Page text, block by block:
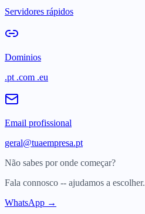
Servidores rápidos
Dominios
.pt .com .eu
Email profissional
geral@tuaempresa.pt
Não sabes por onde começar?
Fala connosco -- ajudamos a escolher.
WhatsApp →